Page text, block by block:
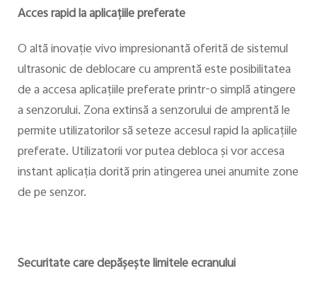
Acces rapid la aplicaţiile preferate
O altă inovaţie vivo impresionantă oferită de sistemul
ultrasonic de deblocare cu amprentă este posibilitatea
de a accesa aplicaţiile preferate printr-o simplă atingere
a senzorului. Zona extinsă a senzorului de amprentă le
permite utilizatorilor să seteze accesul rapid la aplicaţiile
preferate. Utilizatorii vor putea debloca şi vor accesa
instant aplicaţia dorită prin atingerea unei anumite zone
de pe senzor.
Securitate care depăşeşte limitele ecranului